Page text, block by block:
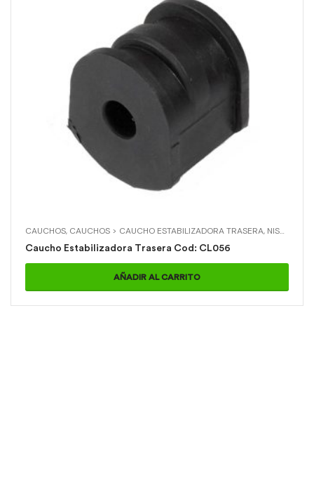
CAUCHOS, CAUCHOS > CAUCHO ESTABILIZADORA TRASERA, NISSAN
Caucho Estabilizadora Trasera Cod: CL056
AÑADIR AL CARRITO